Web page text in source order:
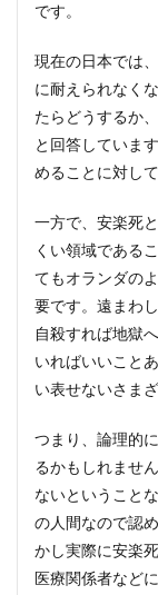
です。
現在の日本では
に耐えられなく
たらどうするか
と回答していま
めることに対し
一方で、安楽死
くい領域である
てもオランダの
要です。遠まわ
自殺すれば地獄
いればいいこと
い表せないさま
つまり、論理的
るかもしれませ
ないということ
の人間なので認
かし実際に安楽
医療関係者など